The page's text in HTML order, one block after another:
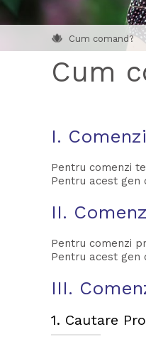
Cum comand?
Cum
I.
Pentru comenzi
Pentru acest gen
II.
Pentru comenzi
Pentru acest gen
III.
1. Cautare